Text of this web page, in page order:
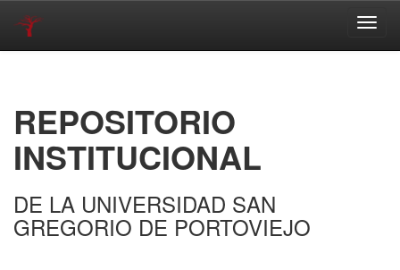
REPOSITORIO
INSTITUCIONAL
DE LA UNIVERSIDAD SAN
GREGORIO DE PORTOVIEJO